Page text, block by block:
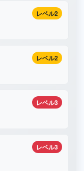
レベル2
レベル2
レベル3
レベル3